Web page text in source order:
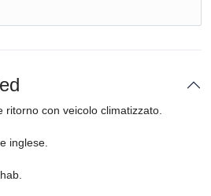
ritorno con veicolo climatizzato.
inglese.